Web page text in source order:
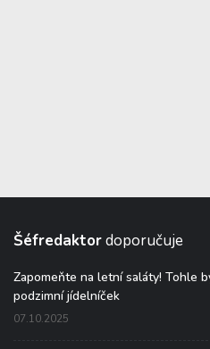
Šéfredaktordoporučuje
Zapomeňte na letní saláty! Tohle
podzimní jídelníček
07.10.2025